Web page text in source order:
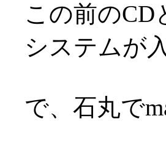
この前の
システムが
で、石丸で